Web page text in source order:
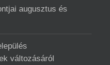
augusztus és
változásáról